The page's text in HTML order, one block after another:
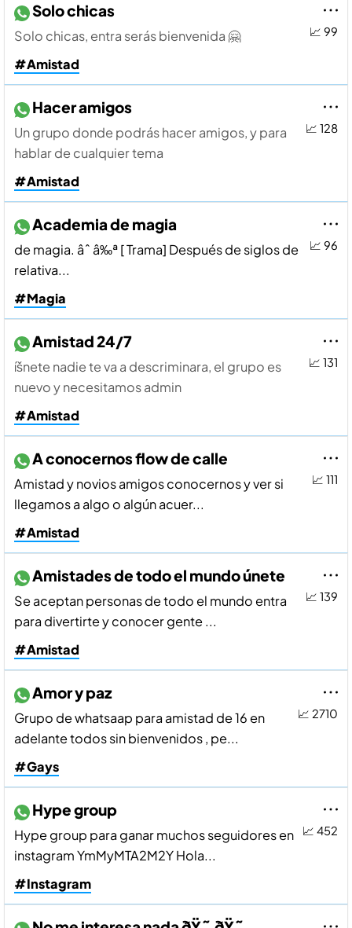
📈 99
Solo chicas
Solo chicas, entra serás bienvenida 🤗
#Amistad
📈 128
Hacer amigos
Un grupo donde podrás hacer amigos, y para
hablar de cualquier tema
#Amistad
📈 96
Academia de magia
de magia. âˆ â‰ª [ Trama] Después de siglos de
relativa...
#Magia
📈 131
Amistad 24/7
íšnete nadie te va a descriminara, el grupo es
nuevo y necesitamos admin
#Amistad
📈 111
A conocernos flow de calle
Amistad y novios amigos conocernos y ver si
llegamos a algo o algún acuer...
#Amistad
📈 139
Amistades de todo el mundo únete
Se aceptan personas de todo el mundo entra
para divertirte y conocer gente ...
#Amistad
📈 2710
Amor y paz
Grupo de whatsaap para amistad de 16 en
adelante todos sin bienvenidos , pe...
#Gays
📈 452
Hype group
Hype group para ganar muchos seguidores en
instagram YmMyMTA2M2Y Hola...
#Instagram